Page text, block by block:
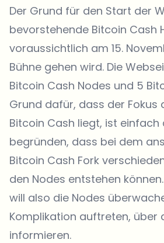
Der Grund für den Start der
bevorstehende Bitcoin Cash
voraussichtlich am 15.
Bühne gehen wird. Die
Bitcoin Cash Nodes und 5
Grund dafür, dass der Fokus
Bitcoin Cash liegt, ist einfach
begründen, dass bei dem
Bitcoin Cash Fork
den Nodes entstehen
will also die Nodes
Komplikation auftreten, über
informieren.